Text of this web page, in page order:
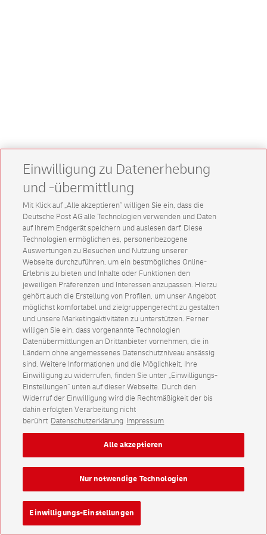
Einwilligung zu Datenerhebung
und -übermittlung
Mit Klick auf „Alle akzeptieren” willigen Sie ein, dass die
Deutsche Post AG alle Technologien verwenden und Daten
auf Ihrem Endgerät speichern und auslesen darf. Diese
Technologien ermöglichen es, personenbezogene
Auswertungen zu Besuchen und Nutzung unserer
Webseite durchzuführen, um ein bestmögliches Online-
Erlebnis zu bieten und Inhalte oder Funktionen den
jeweiligen Präferenzen und Interessen anzupassen. Hierzu
gehört auch die Erstellung von Profilen, um unser Angebot
möglichst komfortabel und zielgruppengerecht zu gestalten
und unsere Marketingaktivitäten zu unterstützen. Ferner
willigen Sie ein, dass vorgenannte Technologien
Datenübermittlungen an Drittanbieter vornehmen, die in
Ländern ohne angemessenes Datenschutzniveau ansässig
sind. Weitere Informationen und die Möglichkeit, Ihre
Einwilligung zu widerrufen, finden Sie unter „Einwilligungs-
Einstellungen“ unten auf dieser Webseite. Durch den
Widerruf der Einwilligung wird die Rechtmäßigkeit der bis
dahin erfolgten Verarbeitung nicht
berührt Datenschutzerklärung Impressum
Einwilligungs-Einstellungen
Nur notwendige Technologien
Alle akzeptieren